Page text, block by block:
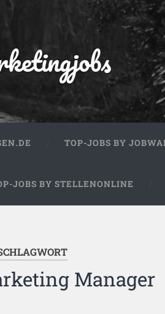
TOP-JOBS BY
JOBS BY STELLENONLINE
Manager